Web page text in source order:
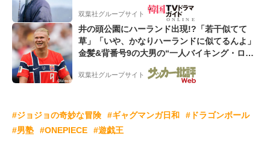
双葉社グループサイト
井の頭公園にハーランド出現!?「若干似てて
草」「いや、かなりハーランドに似てるんよ」
金髪&背番号9の大男の“一人バイキング・ロ
ー”映像が話題!「元気をもらった」
双葉社グループサイト
#ジョジョの奇妙な冒険 #ギャグマンガ日和
#ドラゴンボール
#男塾
#ONEPIECE #遊戯王